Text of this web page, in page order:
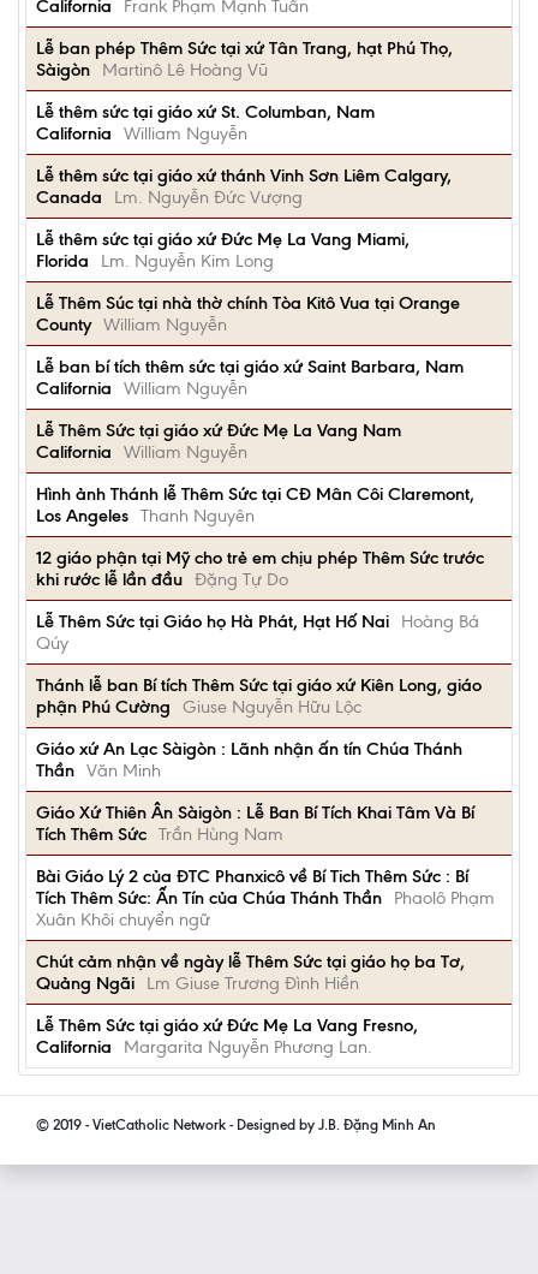
California
Frank Phạm Mạnh Tuấn
Lễ ban phép Thêm Sức tại xứ Tân Trang, hạt Phú Thọ,
Sàigòn
Martinô Lê Hoàng Vũ
Lễ thêm sức tại giáo xứ St. Columban, Nam
California
William Nguyễn
Lễ thêm sức tại giáo xứ thánh Vinh Sơn Liêm Calgary,
Canada
Lm. Nguyễn Đức Vượng
Lễ thêm sức tại giáo xứ Đức Mẹ La Vang Miami,
Florida
Lm. Nguyễn Kim Long
Lễ Thêm Súc tại nhà thờ chính Tòa Kitô Vua tại Orange
County William Nguyễn
Lễ ban bí tích thêm sức tại giáo xứ Saint Barbara, Nam
California
William Nguyễn
Lễ Thêm Sức tại giáo xứ Đức Mẹ La Vang Nam
California
William Nguyễn
Hình ảnh Thánh lễ Thêm Sức tại CĐ Mân Côi Claremont,
Los Angeles Thanh Nguyên
12 giáo phận tại Mỹ cho trẻ em chịu phép Thêm Sức trước
khi rước lễ lần đầu Đặng Tự Do
Lễ Thêm Sức tại Giáo họ Hà Phát, Hạt Hố Nai
Hoàng Bá
Qúy
Thánh lễ ban Bí tích Thêm Sức tại giáo xứ Kiên Long, giáo
phận Phú Cường
Giuse Nguyễn Hữu Lộc
Giáo xứ An Lạc Sàigòn : Lãnh nhận ấn tín Chúa Thánh
Thần Văn Minh
Giáo Xứ Thiên Ân Sàigòn : Lễ Ban Bí Tích Khai Tâm Và Bí
Tích Thêm Sức Trần Hùng Nam
Bài Giáo Lý 2 của ĐTC Phanxicô về Bí Tich Thêm Sức : Bí
Tích Thêm Sức: Ấn Tín của Chúa Thánh Thần
Phaolô Phạm
Xuân Khôi chuyển ngữ
Chút cảm nhận về ngày lễ Thêm Sức tại giáo họ ba Tơ,
Quảng Ngãi
Lm Giuse Trương Đình Hiền
Lễ Thêm Sức tại giáo xứ Đức Mẹ La Vang Fresno,
California
Margarita Nguyễn Phương Lan.
© 2019 - VietCatholic Network - Designed by J.B. Đặng Minh An